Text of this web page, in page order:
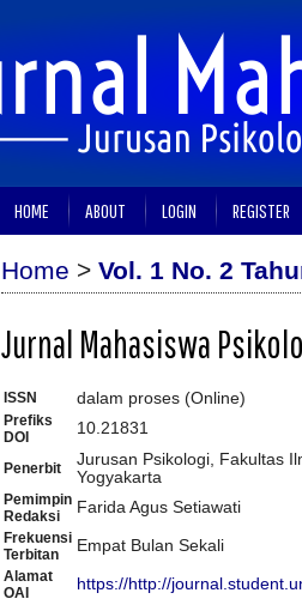
HOME ABOUT LOGIN REGISTER
Home > Vol. 1 No. 2
Jurnal Mahasiswa
ISSN dalam proses (Online)
Prefiks
DOI
10.21831
Penerbit
Jurusan Psikologi, Fakultas
Yogyakarta
Pemimpin
Redaksi
Farida Agus Setiawati
Frekuensi
Terbitan
Empat Bulan Sekali
Alamat
OAI
https://http://